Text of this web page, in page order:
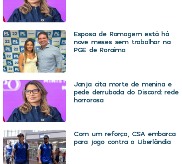
Esposa de Ramagem está há
nove meses sem trabalhar na
PGE de Roraima
Janja cita morte de menina e
pede derrubada do Discord: rede
horrorosa
Com um reforço, CSA embarca
para jogo contra o Uberlândia